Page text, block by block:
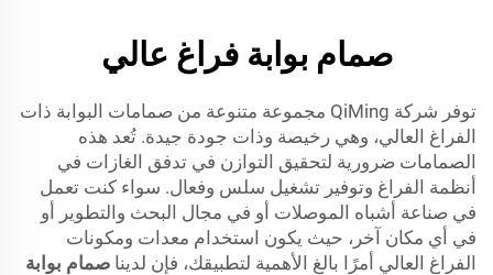
صمام بوابة فراغ عالي
توفر شركة QiMing مجموعة متنوعة من صمامات البوابة ذات
الفراغ العالي، وهي رخيصة وذات جودة جيدة. تُعد هذه
الصمامات ضرورية لتحقيق التوازن في تدفق الغازات في
أنظمة الفراغ وتوفير تشغيل سلس وفعال. سواء كنت تعمل
في صناعة أشباه الموصلات أو في مجال البحث والتطوير أو
في أي مكان آخر، حيث يكون استخدام معدات ومكونات
الفراغ العالي أمرًا بالغ الأهمية لتطبيقك، فإن لدينا صمام بوابة